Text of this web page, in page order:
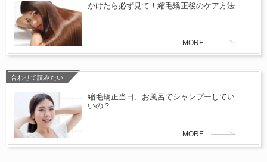
かけたら必ず見て！縮毛矯正後のケア方法
MORE
合わせて読みたい
縮毛矯正当日、お風呂でシャンプーしてい
いの？
MORE